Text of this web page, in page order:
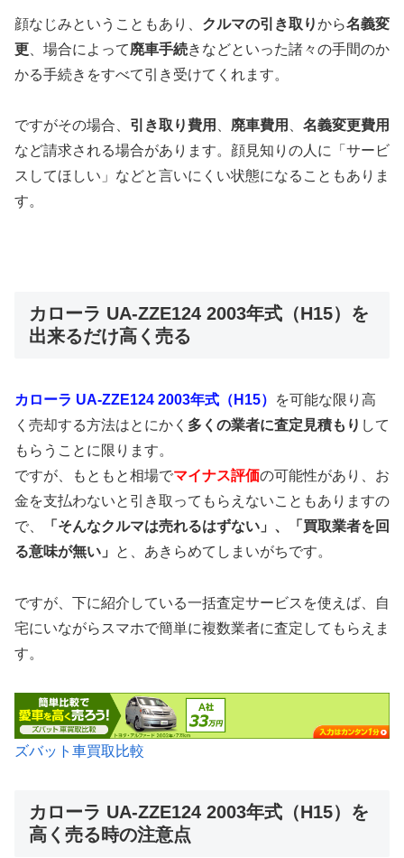
顔なじみということもあり、 クルマの引き取りから名義変
更 、場合によって廃車手続きなどといった諸々の手間のか
かる手続きをすべて引き受けてくれます。
ですがその場合、 引き取り費用 廃車費用
名義変更費用
など請求される場合があります。顔見知りの人に「サービ
スしてほしい」などと言いにくい状態になることもありま
す。
カローラ UA-ZZE124 2003年式（H15）を
出来るだけ高く売る
カローラ UA-ZZE124 2003年式（H15）
を可能な限り高
く売却する方法はとにかく 多くの業者に査定見積もり して
もらうことに限ります。
ですが、もともと相場でマイナス評価の可能性があり、お
金を支払わないと引き取ってもらえないこともありますの
で、
「そんなクルマは売れるはずない」、「買取業者を回
る意味が無い」
と、あきらめてしまいがちです。
ですが、下に紹介している一括査定サービスを使えば、自
宅にいながらスマホで簡単に複数業者に査定してもらえま
す。
ズバット車買取比較
カローラ UA-ZZE124 2003年式（H15）を
高く売る時の注意点